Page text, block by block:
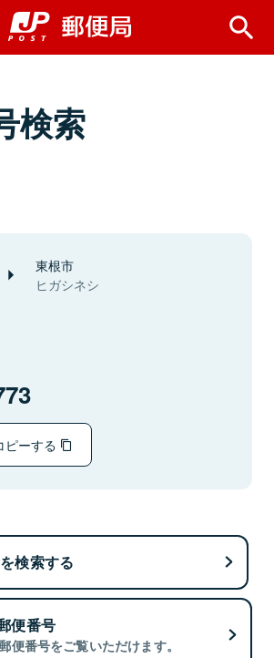
検索
東根市
ヒガシネシ
ピーする
検索する
便番号
便番号をご覧いただけます。